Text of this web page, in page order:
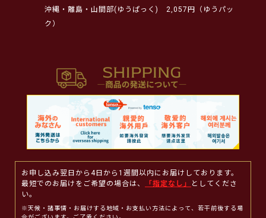
沖縄・離島・山間部(ゆうぱっく)
2,057円（ゆうパッ
ク）
お申し込み翌日から4日から1週間以内にお届けしております。
最短でのお届けをご希望の場合は、
「指定なし」
としてくださ
い。
※天候・諸事情・お届けする地域・お支払い方法によって、若干前後する場